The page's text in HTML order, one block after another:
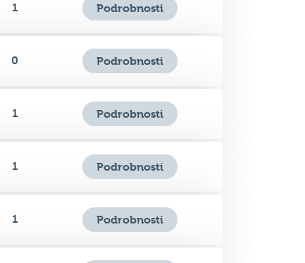
1 Podrobnosti
0 Podrobnosti
1 Podrobnosti
1 Podrobnosti
1 Podrobnosti